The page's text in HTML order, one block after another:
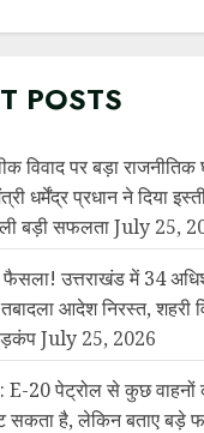
POSTS
विवाद पर बड़ा
धर्मेंद्र प्रधान ने दिया
बड़ी सफलताJuly 25,
फैसला! उत्तराखंड में 34
आदेश निरस्त, शहरी
July 25, 2026
E-20 पेट्रोल से कुछ वाहनों
है, लेकिन बताए बड़े